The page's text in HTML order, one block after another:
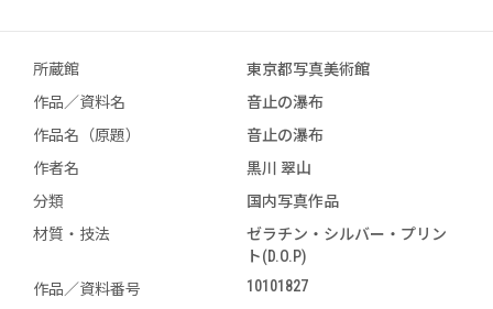
所蔵館
東京都写真美術館
作品／資料名
音止の瀑布
作品名（原題）
音止の瀑布
作者名
黒川 翠山
分類
国内写真作品
材質・技法
ゼラチン・シルバー・プリン
ト(D.O.P)
作品／資料番号
10101827